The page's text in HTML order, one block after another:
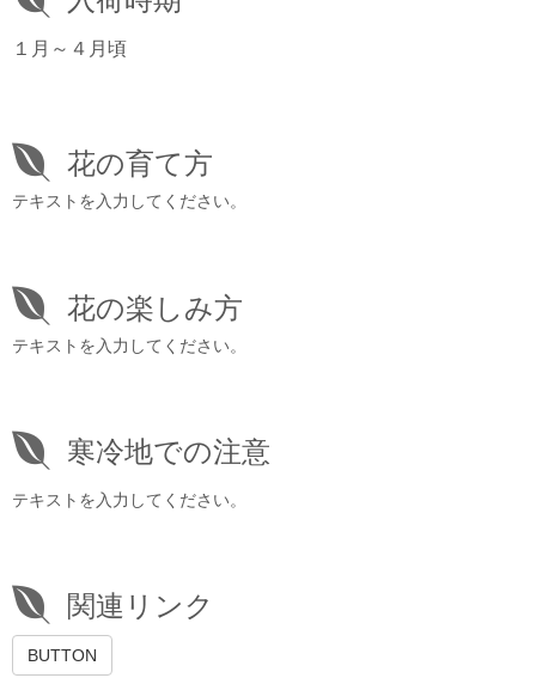
１月～４月頃
花の育て方
テキストを入力してください。
花の楽しみ方
テキストを入力してください。
寒冷地での注意
テキストを入力してください。
関連リンク
BUTTON